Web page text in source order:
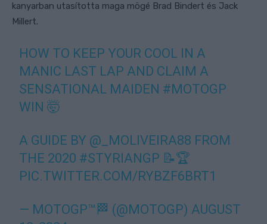
kanyarban utasította maga mögé Brad Bindert és Jack
Millert.
HOW TO KEEP YOUR COOL IN A
MANIC LAST LAP AND CLAIM A
SENSATIONAL MAIDEN #MOTOGP
WIN 🤯
A GUIDE BY @_MOLIVEIRA88 FROM
THE 2020 #STYRIANGP 📝🏆
PIC.TWITTER.COM/RYBZF6BRT1
— MOTOGP™🏁 (@MOTOGP) AUGUST